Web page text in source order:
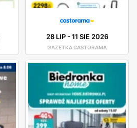
28 LIP-11 SIE 2026
GAZETKA CASTORAMA